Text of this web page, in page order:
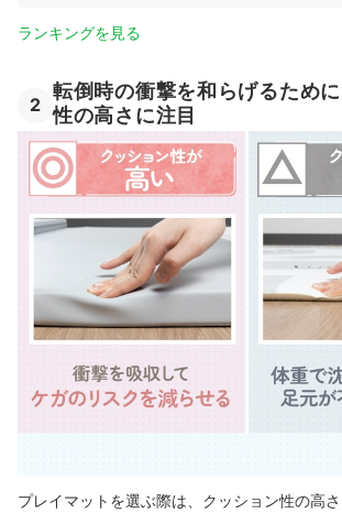
ランキングを見る
2
転倒時の衝撃を和らげるため
性の高さに注目
プレイマットを選ぶ際は、クッション性の高